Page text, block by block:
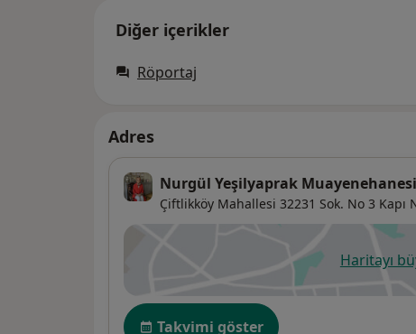
Diğer içerikler
Röportaj
Adres
Nurgül Yeşilyaprak Muayenehanesi
Çiftlikköy Mahallesi 32231 Sok. No 3 Kapı
Haritayıyeni
Uygunluk
Takvimi göster